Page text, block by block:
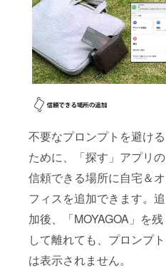
不要なプロンプトを避ける
ために、「探す」アプリの
信頼できる場所に自宅＆オ
フィスを追加できます。追
加後、「MOYAGOA」を残
して離れても、プロンプト
は表示されません。